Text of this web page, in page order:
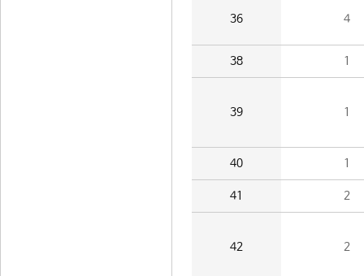
36 4
38 1
39 1
40 1
41 2
42 2